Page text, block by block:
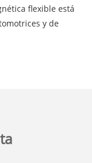
flexible está
y de